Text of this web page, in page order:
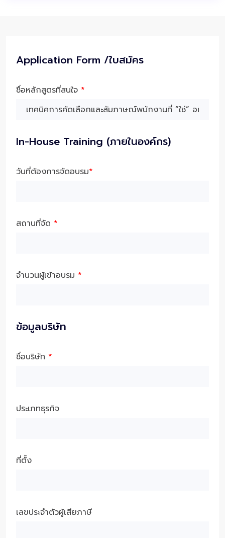
Application Form /ใบสมัคร
ชื่อหลักสูตรที่สนใจ *
In-House Training (ภายในองค์กร)
วันที่ต้องการจัดอบรม*
สถานที่จัด *
จำนวนผู้เข้าอบรม *
ข้อมูลบริษัท
ชื่อบริษัท *
ประเภทธุรกิจ
ที่ตั้ง
เลขประจำตัวผู้เสียภาษี